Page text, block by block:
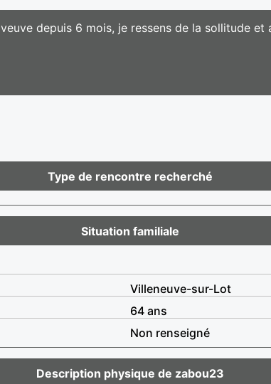
veuve depuis 6 mois, je ressens de la sollitude et
Type de rencontre recherché
Situation familiale
Villeneuve-sur-Lot
64 ans
Non renseigné
Description physique de zabou23